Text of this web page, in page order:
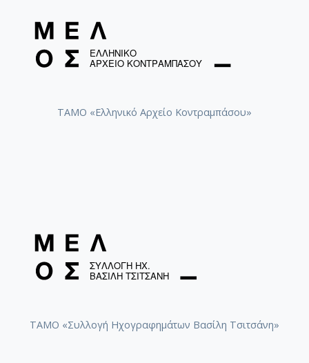
ΤΑΜΟ «Ελληνικό Αρχείο Κοντραμπάσου»
ΤΑΜΟ «Συλλογή Ηχογραφημάτων Βασίλη Τσιτσάνη»